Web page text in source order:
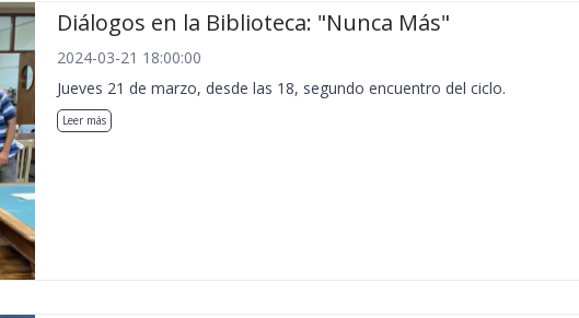
Diálogos en la Biblioteca: "Nunca Más"
2024-03-21 18:00:00
Jueves 21 de marzo, desde las 18, segundo encuentro del ciclo.
Leer más